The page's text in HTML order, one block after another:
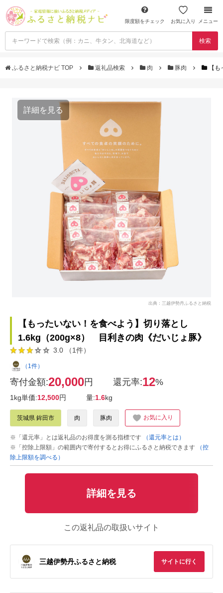
限度額をチェック お気に入り メニュー
検索
ふるさと納税ナビ TOP 返礼品検索 肉 豚肉 【
詳細を見る
出典：三越伊勢丹ふるさと納税
【もったいない！を食べよう】切り落とし
1.6kg（200g×8） 目利きの肉《だいじょ豚》
3.0 （1件）
（1件）
寄付金額:20,000円 還元率:12%
1kg単価:12,500円 量:1.6kg
茨城県 鉾田市 肉 豚肉 お気に入り
※「還元率」とは返礼品のお得度を測る指標です
（還元率とは）
※「控除上限額」の範囲内で寄付するとお得にふるさと納税できます
（控
除上限額を調べる）
詳細を見る
この返礼品の取扱いサイト
三越伊勢丹ふるさと納税 サイトに行く